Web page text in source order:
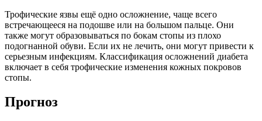
Трофические язвы ещё одно осложнение, чаще всего
встречающееся на подошве или на большом пальце. Они
также могут образовываться по бокам стопы из плохо
подогнанной обуви. Если их не лечить, они могут привести к
серьезным инфекциям. Классификация осложнений диабета
включает в себя трофические изменения кожных покровов
стопы.
Прогноз